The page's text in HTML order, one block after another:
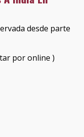
desde parte
por online )